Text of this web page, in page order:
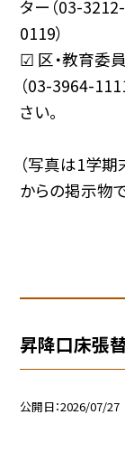
ター（03-
0119）
☑ 区・教育委
（03-3964-
さい。
（写真は1学
からの掲示物で
昇降口床張
公開日 2026/07/27